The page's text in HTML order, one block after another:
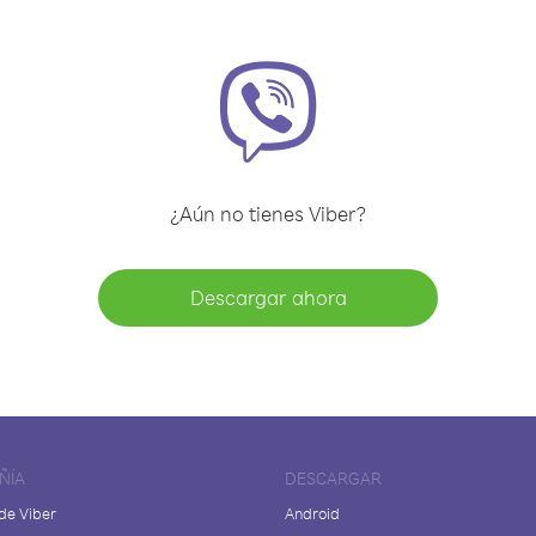
¿Aún no tienes Viber?
Descargar ahora
Viber
DESCARGAR
Android